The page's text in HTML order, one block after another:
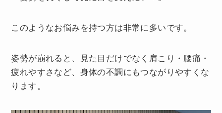
このようなお悩みを持つ方は非常に多いです。
姿勢が崩れると、見た目だけでなく肩こり・腰痛・
疲れやすさなど、身体の不調にもつながりやすくな
ります。